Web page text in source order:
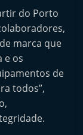
do Porto
marca que
e os
de
todos”,